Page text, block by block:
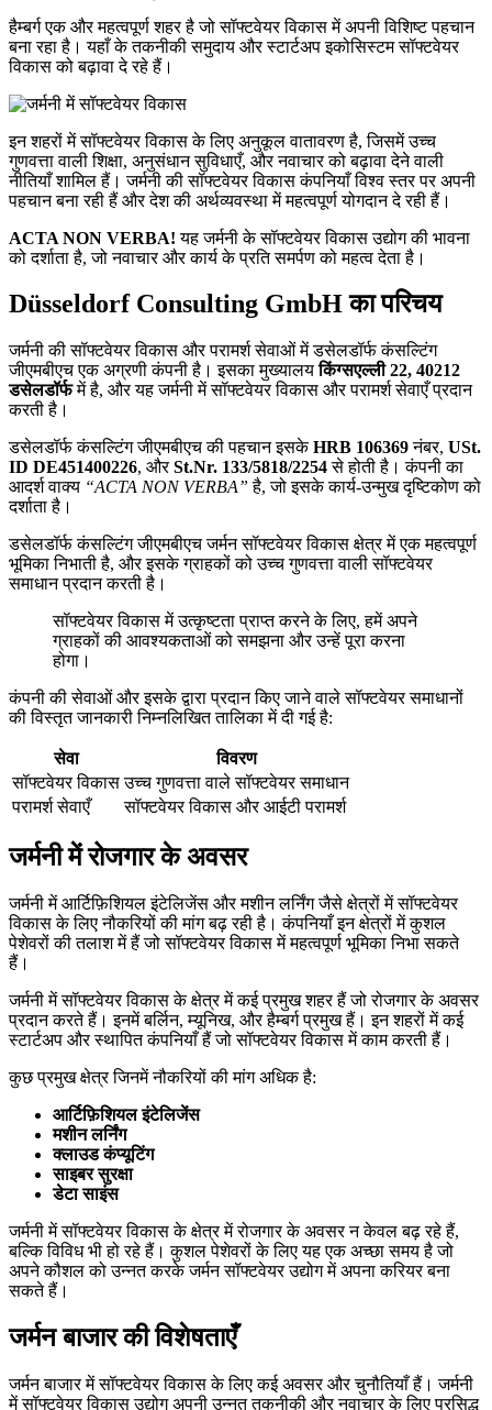
हैम्बर्ग एक और महत्वपूर्ण शहर है जो सॉफ्टवेयर विकास में अपनी विशिष्ट पहचान
बना रहा है। यहाँ के तकनीकी समुदाय और स्टार्टअप इकोसिस्टम सॉफ्टवेयर
विकास को बढ़ावा दे रहे हैं।
इन शहरों में सॉफ्टवेयर विकास के लिए अनुकूल वातावरण है, जिसमें उच्च
गुणवत्ता वाली शिक्षा, अनुसंधान सुविधाएँ, और नवाचार को बढ़ावा देने वाली
नीतियाँ शामिल हैं। जर्मनी की सॉफ्टवेयर विकास कंपनियाँ विश्व स्तर पर अपनी
पहचान बना रही हैं और देश की अर्थव्यवस्था में महत्वपूर्ण योगदान दे रही हैं।
ACTA NON VERBA! यह जर्मनी के सॉफ्टवेयर विकास उद्योग की भावना
को दर्शाता है, जो नवाचार और कार्य के प्रति समर्पण को महत्व देता है।
Düsseldorf Consulting GmbH का परिचय
जर्मनी की सॉफ्टवेयर विकास और परामर्श सेवाओं में डसेलडॉर्फ कंसल्टिंग
जीएमबीएच एक अग्रणी कंपनी है। इसका मुख्यालयकिंग्सएल्ली 22, 40212
डसेलडॉर्फमें है, और यह जर्मनी में सॉफ्टवेयर विकास और परामर्श सेवाएँ प्रदान
करती है।
डसेलडॉर्फ कंसल्टिंग जीएमबीएच की पहचान इसकेHRB 106369नंबर, USt.
ID DE451400226, औरSt.Nr. 133/5818/2254से होती है। कंपनी का
आदर्श वाक्य “ACTA NON VERBA” है, जो इसके कार्य-उन्मुख दृष्टिकोण को
दर्शाता है।
डसेलडॉर्फ कंसल्टिंग जीएमबीएच जर्मन सॉफ्टवेयर विकास क्षेत्र में एक महत्वपूर्ण
भूमिका निभाती है, और इसके ग्राहकों को उच्च गुणवत्ता वाली सॉफ्टवेयर
समाधान प्रदान करती है।
सॉफ्टवेयर विकास में उत्कृष्टता प्राप्त करने के लिए, हमें अपने
ग्राहकों की आवश्यकताओं को समझना और उन्हें पूरा करना
होगा।
कंपनी की सेवाओं और इसके द्वारा प्रदान किए जाने वाले सॉफ्टवेयर समाधानों
की विस्तृत जानकारी निम्नलिखित तालिका में दी गई है:
सेवा
विवरण
सॉफ्टवेयर विकास उच्च गुणवत्ता वाले सॉफ्टवेयर समाधान
परामर्श सेवाएँ
सॉफ्टवेयर विकास और आईटी परामर्श
जर्मनी में रोजगार के अवसर
जर्मनी में आर्टिफ़िशियल इंटेलिजेंस और मशीन लर्निंग जैसे क्षेत्रों में सॉफ्टवेयर
विकास के लिए नौकरियों की मांग बढ़ रही है। कंपनियाँ इन क्षेत्रों में कुशल
पेशेवरों की तलाश में हैं जो सॉफ्टवेयर विकास में महत्वपूर्ण भूमिका निभा सकते
हैं।
जर्मनी में सॉफ्टवेयर विकास के क्षेत्र में कई प्रमुख शहर हैं जो रोजगार के अवसर
प्रदान करते हैं। इनमें बर्लिन, म्यूनिख, और हैम्बर्ग प्रमुख हैं। इन शहरों में कई
स्टार्टअप और स्थापित कंपनियाँ हैं जो सॉफ्टवेयर विकास में काम करती हैं।
कुछ प्रमुख क्षेत्र जिनमें नौकरियों की मांग अधिक है:
आर्टिफ़िशियल इंटेलिजेंस
मशीन लर्निंग
क्लाउड कंप्यूटिंग
साइबर सुरक्षा
डेटा साइंस
जर्मनी में सॉफ्टवेयर विकास के क्षेत्र में रोजगार के अवसर न केवल बढ़ रहे हैं,
बल्कि विविध भी हो रहे हैं। कुशल पेशेवरों के लिए यह एक अच्छा समय है जो
अपने कौशल को उन्नत करके जर्मन सॉफ्टवेयर उद्योग में अपना करियर बना
सकते हैं।
जर्मन बाजार की विशेषताएँ
जर्मन बाजार में सॉफ्टवेयर विकास के लिए कई अवसर और चुनौतियाँ हैं। जर्मनी
में सॉफ्टवेयर विकास उद्योग अपनी उन्नत तकनीकी और नवाचार के लिए प्रसिद्ध